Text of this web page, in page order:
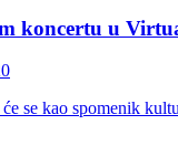
koncertu u